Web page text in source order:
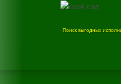
Поиск выгодных